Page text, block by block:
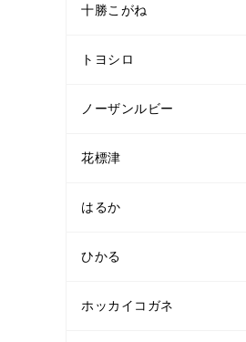
十勝こがね
トヨシロ
ノーザンルビー
花標津
はるか
ひかる
ホッカイコガネ